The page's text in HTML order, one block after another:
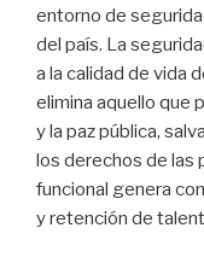
entorno de
del país. La
a la calidad de vida
elimina aquello que
y la paz pública,
los derechos de las
funcional genera
y retención de